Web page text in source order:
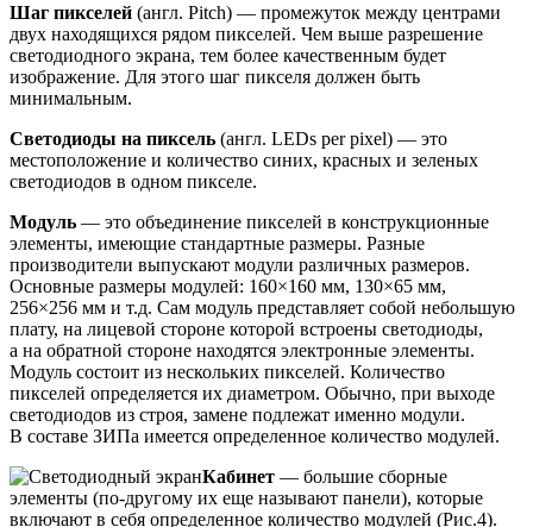
Шаг пикселей (англ. Pitch) — промежуток между центрами
двух находящихся рядом пикселей. Чем выше разрешение
светодиодного экрана, тем более качественным будет
изображение. Для этого шаг пикселя должен быть
минимальным.
Светодиоды на пиксель (англ. LEDs per pixel) — это
местоположение и количество синих, красных и зеленых
светодиодов в одном пикселе.
Модуль — это объединение пикселей в конструкционные
элементы, имеющие стандартные размеры. Разные
производители выпускают модули различных размеров.
Основные размеры модулей: 160×160 мм, 130×65 мм,
256×256 мм и т.д. Сам модуль представляет собой небольшую
плату, на лицевой стороне которой встроены светодиоды,
а на обратной стороне находятся электронные элементы.
Модуль состоит из нескольких пикселей. Количество
пикселей определяется их диаметром. Обычно, при выходе
светодиодов из строя, замене подлежат именно модули.
В составе ЗИПа имеется определенное количество модулей.
Кабинет — большие сборные
элементы (по-другому их еще называют панели), которые
включают в себя определенное количество модулей (Рис.4).